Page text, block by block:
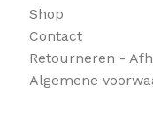
Shop
Contact
Retourneren -
Algemene